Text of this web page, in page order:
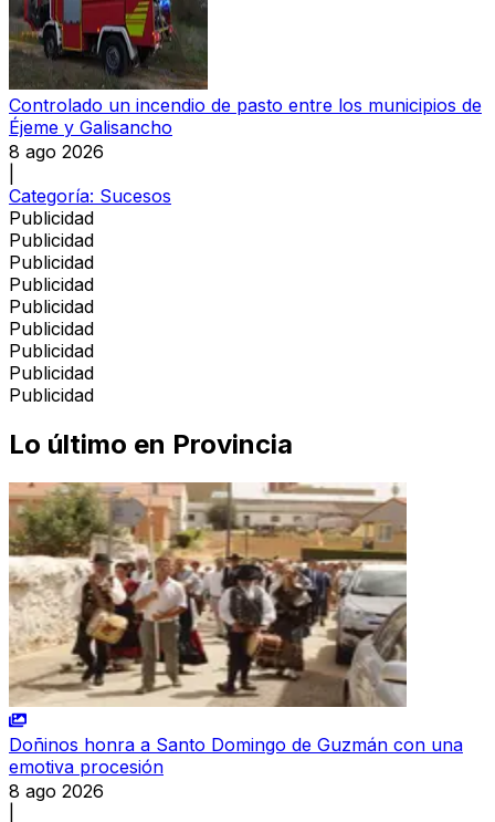
Controlado un incendio de pasto entre los municipios de
Éjeme y Galisancho
8 ago 2026
Categoría: Sucesos
Publicidad
Publicidad
Publicidad
Publicidad
Publicidad
Publicidad
Publicidad
Publicidad
Publicidad
Lo último en Provincia
Doñinos honra a Santo Domingo de Guzmán con una
emotiva procesión
8 ago 2026